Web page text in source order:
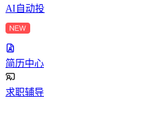
AI自动投
简历中心
求职辅导